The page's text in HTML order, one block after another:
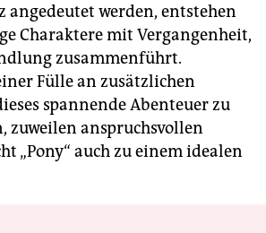
angedeutet werden, entstehen
Charaktere mit Vergangenheit,
zusammenführt.
Fülle an zusätzlichen
spannende Abenteuer zu
zuweilen anspruchsvollen
„Pony“ auch zu einem idealen